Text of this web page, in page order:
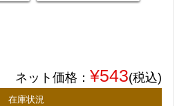
ネット価格： ¥543(税込)
在庫状況